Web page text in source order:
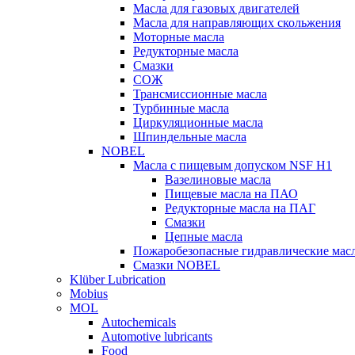
Масла для газовых двигателей
Масла для направляющих скольжения
Моторные масла
Редукторные масла
Смазки
СОЖ
Трансмиссионные масла
Турбинные масла
Циркуляционные масла
Шпиндельные масла
NOBEL
Масла с пищевым допуском NSF H1
Вазелиновые масла
Пищевые масла на ПАО
Редукторные масла на ПАГ
Смазки
Цепные масла
Пожаробезопасные гидравлические
Смазки NOBEL
Klüber Lubrication
Mobius
MOL
Autochemicals
Automotive lubricants
Food